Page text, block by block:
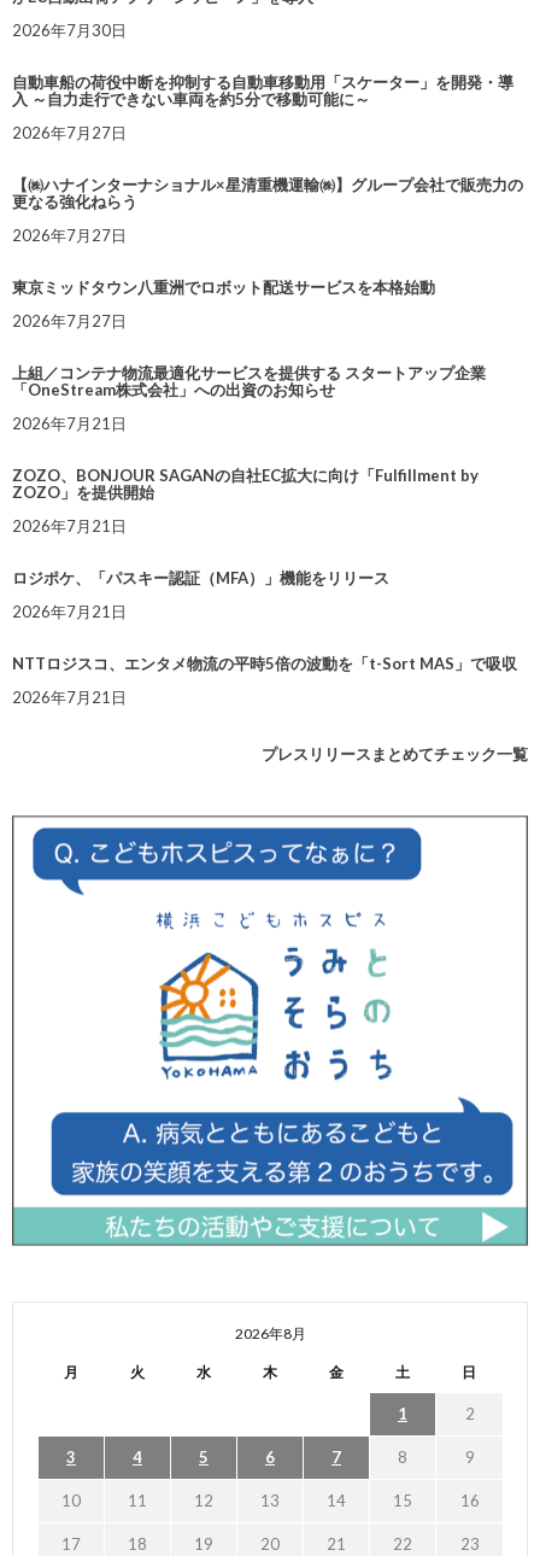
2026年7月30日
自動車船の荷役中断を抑制する自動車移動用「スケーター」を開発・導
入 ～自力走行できない車両を約5分で移動可能に～
2026年7月27日
【㈱ハナインターナショナル×星清重機運輸㈱】グループ会社で販売力の
更なる強化ねらう
2026年7月27日
東京ミッドタウン八重洲でロボット配送サービスを本格始動
2026年7月27日
上組／コンテナ物流最適化サービスを提供する スタートアップ企業
「OneStream株式会社」への出資のお知らせ
2026年7月21日
ZOZO、BONJOUR SAGANの自社EC拡大に向け「Fulfillment by
ZOZO」を提供開始
2026年7月21日
ロジポケ、「パスキー認証（MFA）」機能をリリース
2026年7月21日
NTTロジスコ、エンタメ物流の平時5倍の波動を「t-Sort MAS」で吸収
2026年7月21日
プレスリリースまとめてチェック一覧
2026年8月
月 火 水 木 金 土 日
1 2
3 4 5 6 7 8 9
10 11 12 13 14 15 16
17 18 19 20 21 22 23